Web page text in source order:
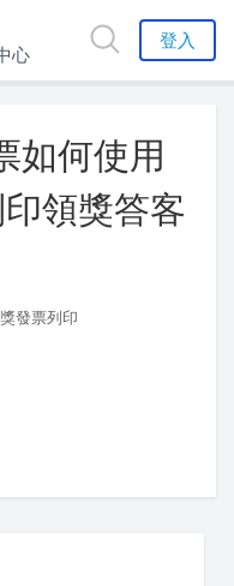
心
登入
如何使用
領獎答客
發票列印